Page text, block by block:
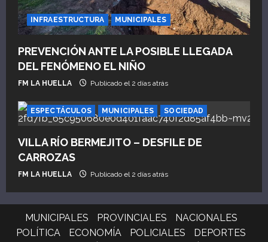
INFRAESTRUCTURA MUNICIPALES
PREVENCIÓN ANTE LA POSIBLE LLEGADA
DEL FENÓMENO EL NIÑO
FM LA HUELLA Publicado el 2 días atrás
ESPECTÁCULOS MUNICIPALES SOCIEDAD
VILLA RÍO BERMEJITO – DESFILE DE
CARROZAS
FM LA HUELLA Publicado el 2 días atrás
MUNICIPALES PROVINCIALES
NACIONALES
POLÍTICA
ECONOMÍA POLICIALES DEPORTES